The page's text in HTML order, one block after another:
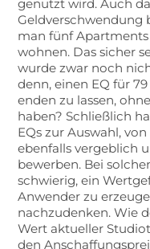
genutzt wird. Auch
Geldverschwendung
man fünf
wohnen. Das sicher
wurde zwar noch
denn, einen EQ für
enden zu lassen,
haben? Schließlich
EQs zur Auswahl,
ebenfalls vergeblich
bewerben. Bei
schwierig, ein
Anwender zu
nachzudenken. Wie
Wert aktueller
den